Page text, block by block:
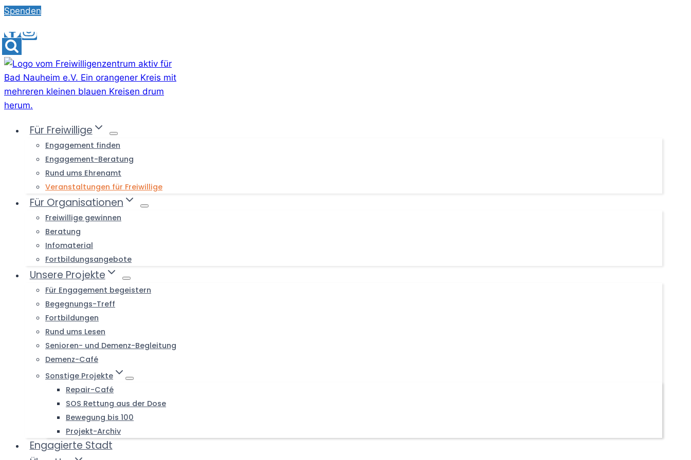
Skip
content
Spenden
Für Freiwillige
Engagement finden
Engagement-Beratung
Rund ums Ehrenamt
Veranstaltungen für Freiwillige
Für Organisationen
Freiwillige gewinnen
Beratung
Infomaterial
Fortbildungsangebote
Unsere Projekte
Für Engagement begeistern
Begegnungs-Treff
Fortbildungen
Rund ums Lesen
Senioren- und Demenz-Begleitung
Demenz-Café
Sonstige Projekte
Repair-Café
SOS Rettung aus der Dose
Bewegung bis 100
Projekt-Archiv
Engagierte Stadt